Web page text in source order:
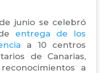
junio se celebró
entrega de los
a 10 centros
de Canarias,
a